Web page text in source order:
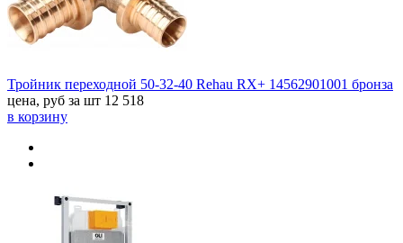
Тройник переходной 50-32-40 Rehau RX+ 14562901001 бронза
цена, руб за шт 12 518
в корзину